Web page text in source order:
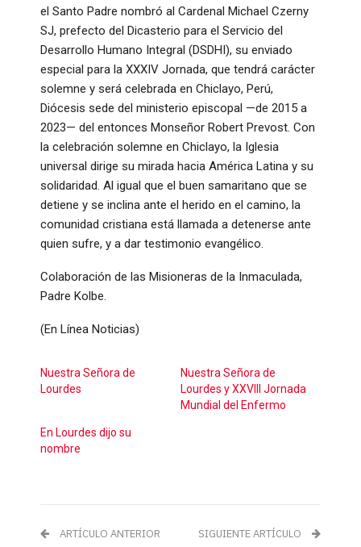
el Santo Padre nombró al Cardenal Michael Czerny
SJ, prefecto del Dicasterio para el Servicio del
Desarrollo Humano Integral (DSDHI), su enviado
especial para la XXXIV Jornada, que tendrá carácter
solemne y será celebrada en Chiclayo, Perú,
Diócesis sede del ministerio episcopal —de 2015 a
2023— del entonces Monseñor Robert Prevost. Con
la celebración solemne en Chiclayo, la Iglesia
universal dirige su mirada hacia América Latina y su
solidaridad. Al igual que el buen samaritano que se
detiene y se inclina ante el herido en el camino, la
comunidad cristiana está llamada a detenerse ante
quien sufre, y a dar testimonio evangélico.
Colaboración de las Misioneras de la Inmaculada,
Padre Kolbe.
(En Línea Noticias)
Nuestra Señora de
Lourdes
Nuestra Señora de
Lourdes y XXVIII Jornada
Mundial del Enfermo
En Lourdes dijo su
nombre
ARTÍCULO ANTERIOR SIGUIENTE ARTÍCULO